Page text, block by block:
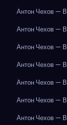
Антон Чехов —
Антон Чехов —
Антон Чехов —
Антон Чехов —
Антон Чехов —
Антон Чехов —
Антон Чехов —